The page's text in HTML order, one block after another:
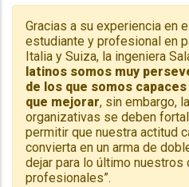
Gracias a su experiencia en
estudiante y profesional en
Italia y Suiza, la ingeniera
latinos somos muy
de los que somos
que mejorar, sin embargo,
organizativas se deben
permitir que nuestra actitud
convierta en un arma de
dejar para lo último nuestros
profesionales”.